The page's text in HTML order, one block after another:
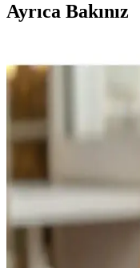
Ayrıca Bakınız
Genel Markalar
Pedikür Seti ile
El ve ayak bakımı için
hijyenik ve pratik
kullanılması önerilir.
Seyahatleriniz İçin
Seçimi ve Pratik
Kozmetik çantası
seyahat konforunuzu